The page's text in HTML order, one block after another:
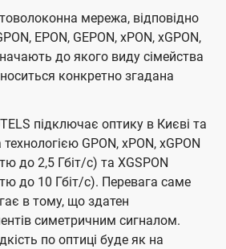
мережа, відповідно
EPON, GEPON, xPON, xGPON,
до якого виду сімейства
конкретно згадана
підключає оптику в Києві та
технологією GPON, xPON, xGPON
до 2,5 Гбіт/с) та XGSPON
до 10 Гбіт/с). Перевага саме
в тому, що здатен
симетричним сигналом.
по оптиці буде як на